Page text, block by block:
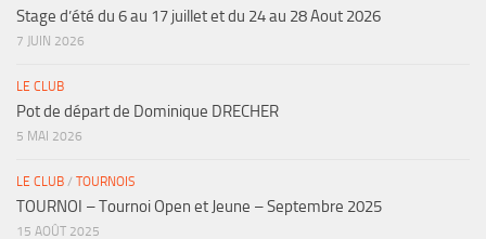
Stage d’été du 6 au 17 juillet et du 24 au 28 Aout 2026
7 JUIN 2026
LE CLUB
Pot de départ de Dominique DRECHER
5 MAI 2026
LE CLUB / TOURNOIS
TOURNOI – Tournoi Open et Jeune – Septembre 2025
15 AOÛT 2025